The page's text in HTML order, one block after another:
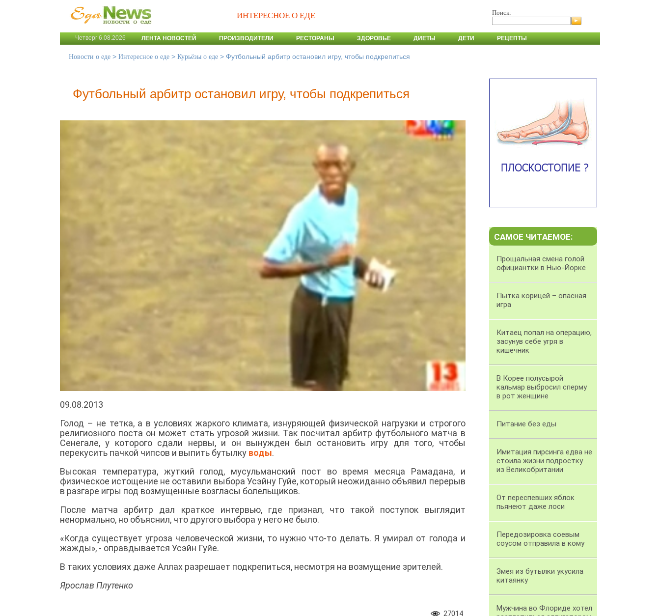
ИНТЕРЕСНОЕ О ЕДЕ Поиск:
Четверг 6.08.2026 ЛЕНТА НОВОСТЕЙ ПРОИЗВОДИТЕЛИ РЕСТОРАНЫ ЗДОРОВЬЕ ДИЕТЫ ДЕТИ РЕЦЕПТЫ
Новости о еде > Интересное о еде > Курьёзы о еде > Футбольный арбитр остановил игру, чтобы подкрепиться
Футбольный арбитр остановил игру, чтобы подкрепиться
09.08.2013
Голод – не тетка, а в условиях жаркого климата, изнуряющей физической нагрузки и строгого
религиозного поста он может стать угрозой жизни. Так посчитал арбитр футбольного матча в
Сенегале, у которого сдали нервы, и он вынужден был остановить игру для того, чтобы
перекусить пачкой чипсов и выпить бутылку воды.
Высокая температура, жуткий голод, мусульманский пост во время месяца Рамадана, и
физическое истощение не оставили выбора Усэйну Гуйе, который неожиданно объявил перерыв
в разгаре игры под возмущенные возгласы болельщиков.
После матча арбитр дал краткое интервью, где признал, что такой поступок выглядит
ненормально, но объяснил, что другого выбора у него не было.
«Когда существует угроза человеческой жизни, то нужно что-то делать. Я умирал от голода и
жажды», - оправдывается Усэйн Гуйе.
В таких условиях даже Аллах разрешает подкрепиться, несмотря на возмущение зрителей.
Ярослав Плутенко
27014
САМОЕ ЧИТАЕМОЕ:
Прощальная смена голой
официантки в Нью-Йорке
Пытка корицей – опасная
игра
Китаец попал на операцию,
засунув себе угря в
кишечник
В Корее полусырой
кальмар выбросил сперму
в рот женщине
Питание без еды
Имитация пирсинга едва не
стоила жизни подростку
из Великобритании
От переспевших яблок
пьянеют даже лоси
Передозировка соевым
соусом отправила в кому
Змея из бутылки укусила
китаянку
Мужчина во Флориде хотел